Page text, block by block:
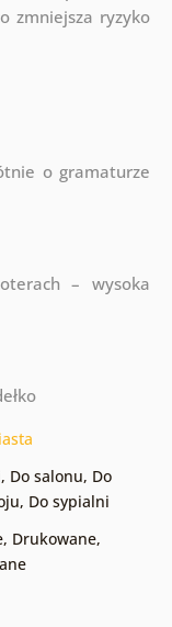
zmniejsza ryzyko
o gramaturze
– wysoka
, Do salonu, Do
, Do sypialni
, Drukowane,